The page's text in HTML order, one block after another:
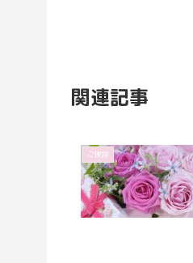
関連記事
ご挨拶